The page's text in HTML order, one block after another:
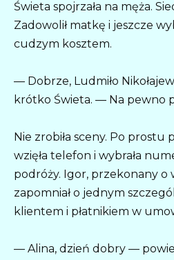
Świeta spojrzała na męża.
Zadowolił matkę i jeszcze
cudzym kosztem.
— Dobrze, Ludmiło
krótko Świeta. — Na pewno
Nie zrobiła sceny. Po prostu
wzięła telefon i wybrała
podróży. Igor, przekonany o
zapomniał o jednym
klientem i płatnikiem w
— Alina, dzień dobry —